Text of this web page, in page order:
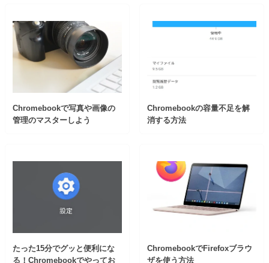
Chromebookで写真や画像の
管理のマスターしよう
Chromebookの容量不足を解
消する方法
たった15分でグッと便利にな
る！Chromebookでやってお
ChromebookでFirefoxブラウ
ザを使う方法